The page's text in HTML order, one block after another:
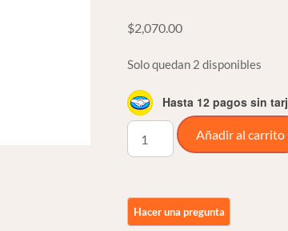
$2,070.00
Solo quedan 2 disponibles
Hasta 12 pagos sin
Bases
Anclajes
Harley
Añadir al carrito